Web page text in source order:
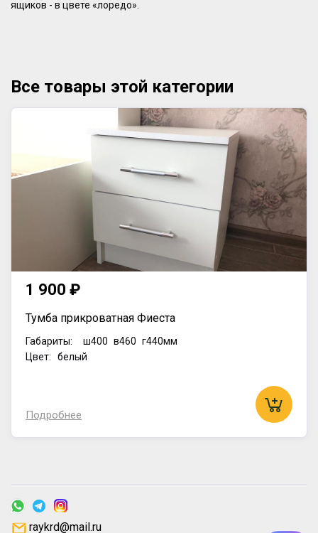
ящиков - в цвете «лоредо».
Все товары этой категории
1 900 ₽
Тумба прикроватная Фиеста
Габариты: ш400 в460 г440мм
Цвет: белый
Подробнее
raykrd@mail.ru